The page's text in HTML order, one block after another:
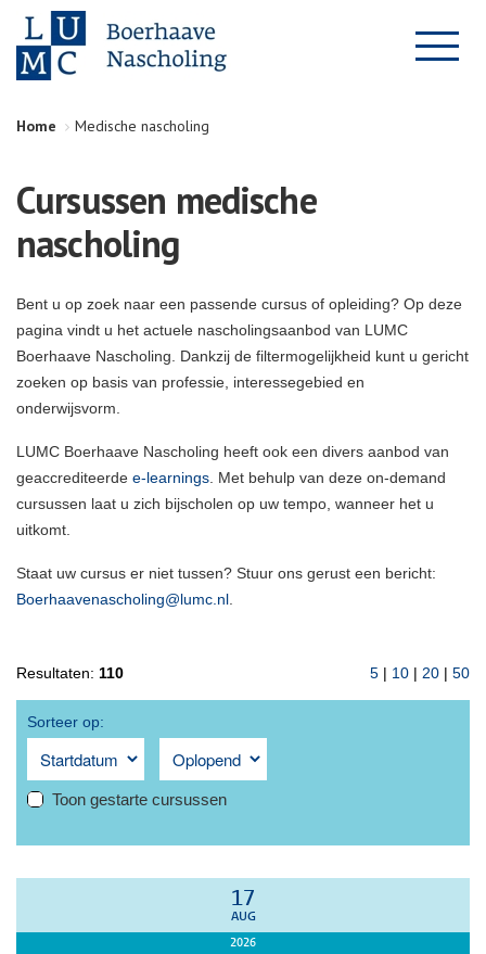
Home Medische nascholing
Cursussen medische
nascholing
Bent u op zoek naar een passende cursus of opleiding? Op deze
pagina vindt u het actuele nascholingsaanbod van LUMC
Boerhaave Nascholing. Dankzij de filtermogelijkheid kunt u gericht
zoeken op basis van professie, interessegebied en
onderwijsvorm.
LUMC Boerhaave Nascholing heeft ook een divers aanbod van
geaccrediteerde e-learnings . Met behulp van deze on-demand
cursussen laat u zich bijscholen op uw tempo, wanneer het u
uitkomt.
Staat uw cursus er niet tussen? Stuur ons gerust een bericht:
Boerhaavenascholing@lumc.nl
Resultaten: 110 5 | 10 | 20 | 50
Sorteer op:
Toon gestarte cursussen
17
AUG
2026